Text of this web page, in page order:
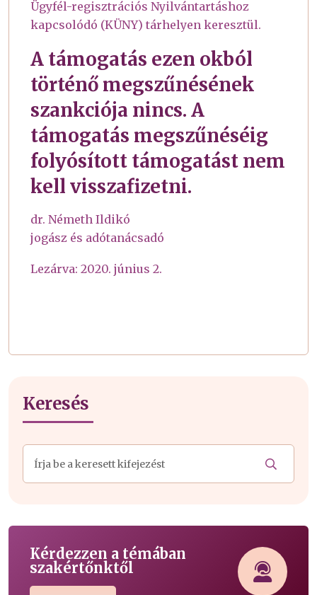
Ügyfél-regisztrációs Nyilvántartáshoz
kapcsolódó (KÜNY) tárhelyen keresztül.
A támogatás ezen okból
történő megszűnésének
szankciója nincs. A
támogatás megszűnéséig
folyósított támogatást nem
kell visszafizetni.
dr. Németh Ildikó
jogász és adótanácsadó
Lezárva: 2020. június 2.
Keresés
Kérdezzen a témában
szakértőnktől